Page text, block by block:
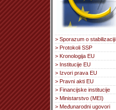
> Sporazum o stabilizaciji
> Protokoli SSP
> Kronologija EU
> Institucije EU
> Izvori prava EU
> Pravni akti EU
> Financijske institucije
> Ministarstvo (MEI)
> Međunarodni ugovori